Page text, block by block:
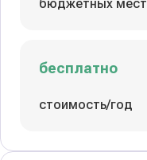
бюджетных мест
бесплатно
стоимость/год